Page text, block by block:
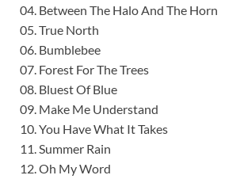
04. Between The Halo And The Horn
05. True North
06. Bumblebee
07. Forest For The Trees
08. Bluest Of Blue
09. Make Me Understand
10. You Have What It Takes
11. Summer Rain
12. Oh My Word